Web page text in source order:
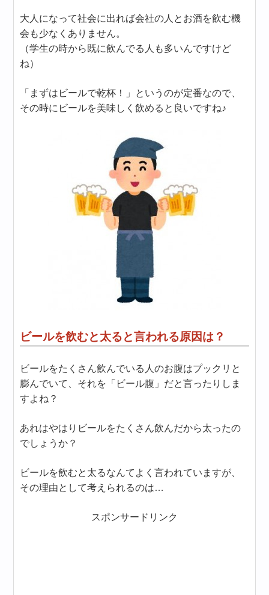
大人になって社会に出れば会社の人とお酒を飲む機
会も少なくありません。
（学生の時から既に飲んでる人も多いんですけど
ね）
「まずはビールで乾杯！」というのが定番なので、
その時にビールを美味しく飲めると良いですね♪
ビールを飲むと太ると言われる原因は？
ビールをたくさん飲んでいる人のお腹はプックリと
膨んでいて、それを「ビール腹」だと言ったりしま
すよね？
あれはやはりビールをたくさん飲んだから太ったの
でしょうか？
ビールを飲むと太るなんてよく言われていますが、
その理由として考えられるのは…
スポンサードリンク